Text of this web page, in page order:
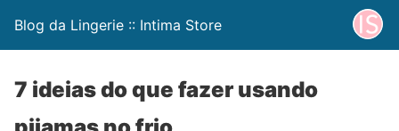
Blog da Lingerie :: Intima Store
7 ideias do que fazer usando